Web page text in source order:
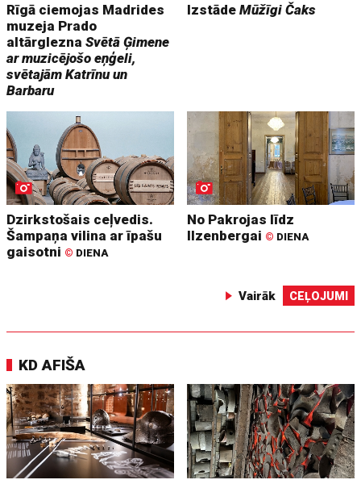
Rīgā ciemojas Madrides
muzeja Prado
altārgleznaSvētā Ģimene
ar muzicējošo eņģeli,
svētajām Katrīnu un
Barbaru
IzstādeMūžīgi Čaks
Dzirkstošais ceļvedis.
Šampaņa vilina ar īpašu
gaisotni © DIENA
No Pakrojas līdz
Ilzenbergai © DIENA
Vairāk CEĻOJUMI
KD AFIŠA